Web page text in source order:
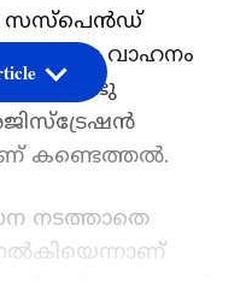
സസ്പെൻഡ്
നിന്നുള്ള വാഹനം
കണ്ടു
കണ്ടെത്തൽ.
നടത്താതെ